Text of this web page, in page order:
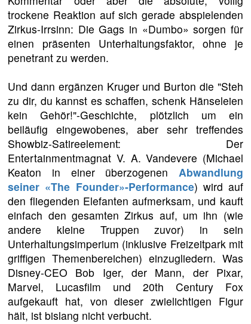
trockene Reaktion auf sich gerade abspielenden
Zirkus-Irrsinn: Die Gags in «Dumbo» sorgen für
einen präsenten Unterhaltungsfaktor, ohne je
penetrant zu werden.
Und dann ergänzen Kruger und Burton die "Steh
zu dir, du kannst es schaffen, schenk Hänseleien
kein Gehör!"-Geschichte, plötzlich um ein
beiläufig eingewobenes, aber sehr treffendes
Showbiz-Satireelement: Der
Entertainmentmagnat V. A. Vandevere (Michael
Keaton in einer überzogenen Abwandlung
seiner «The Founder»-Performance) wird auf
den fliegenden Elefanten aufmerksam, und kauft
einfach den gesamten Zirkus auf, um ihn (wie
andere kleine Truppen zuvor) in sein
Unterhaltungsimperium (inklusive Freizeitpark mit
griffigen Themenbereichen) einzugliedern. Was
Disney-CEO Bob Iger, der Mann, der Pixar,
Marvel, Lucasfilm und 20th Century Fox
aufgekauft hat, von dieser zwielichtigen Figur
hält, ist bislang nicht verbucht.